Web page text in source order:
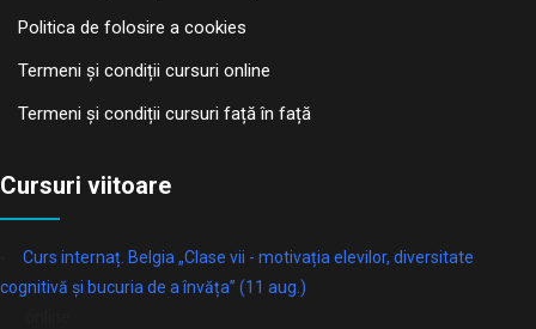
Politica de folosire a cookies
Termeni și condiții cursuri online
Termeni și condiții cursuri față în față
Cursuri viitoare
Curs internaț. Belgia „Clase vii - motivația elevilor, diversitate
cognitivă și bucuria de a învăța” (11 aug.)